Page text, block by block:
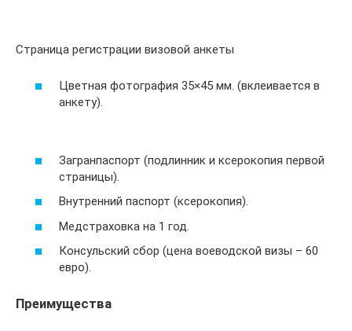
Страница регистрации визовой анкеты
Цветная фотография 35×45 мм. (вклеивается в
анкету).
Загранпаспорт (подлинник и ксерокопия первой
страницы).
Внутренний паспорт (ксерокопия).
Медстраховка на 1 год.
Консульский сбор (цена воеводской визы – 60
евро).
Преимущества